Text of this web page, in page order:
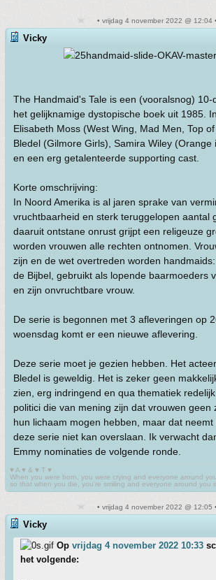
• vrijdag 4 november 2022 @ 12:04
Vicky
The Handmaid's Tale is een (vooralsnog)
het gelijknamige dystopische boek uit 1985.
Elisabeth Moss (West Wing, Mad Men, Top
Bledel (Gilmore Girls), Samira Wiley (Orange
en een erg getalenteerde supporting cast.
Korte omschrijving:
In Noord Amerika is al jaren sprake van
vruchtbaarheid en sterk teruggelopen aantal
daaruit ontstane onrust grijpt een religeuze
worden vrouwen alle rechten ontnomen.
zijn en de wet overtreden worden
de Bijbel, gebruikt als lopende baarmoeders
en zijn onvruchtbare vrouw.
De serie is begonnen met 3 afleveringen op
woensdag komt er een nieuwe aflevering.
Deze serie moet je gezien hebben. Het
Bledel is geweldig. Het is zeker geen
zien, erg indringend en qua thematiek
politici die van mening zijn dat vrouwen geen
hun lichaam mogen hebben, maar dat
deze serie niet kan overslaan. Ik verwacht
Emmy nominaties de volgende ronde.
♥ A ♥ & ♥ T ♥
When you were born, you were crying and everyone around
so that when you die, you're smiling and everyone around you
• vrijdag 4 november 2022 @ 12:05
Vicky
Op vrijdag 4 november 2022 10:33
het volgende: